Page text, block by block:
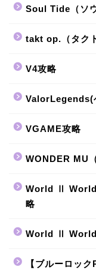
Soul Tide（ソ
takt op.（タク
V4攻略
ValorLegends(
VGAME攻略
WONDER MU
World Ⅱ
略
World Ⅱ
【ブルーロッ